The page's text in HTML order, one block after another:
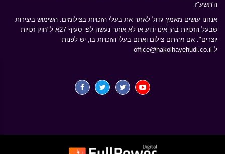
ה'תשע"ז
אנחנו עושים מאמץ גדול לאתר את בעלי הזכויות בצילומים. השימוש ביצירות
שבעל הזכויות בהן אינו ידוע או לא אותר נעשה לפי סעיף 27א ל"חוק זכויות
יוצרים". אם זיהיתם צילום ואתם בעלי הזכויות בו, יש לפנות
ל-office@hakolhayehudi.co.il